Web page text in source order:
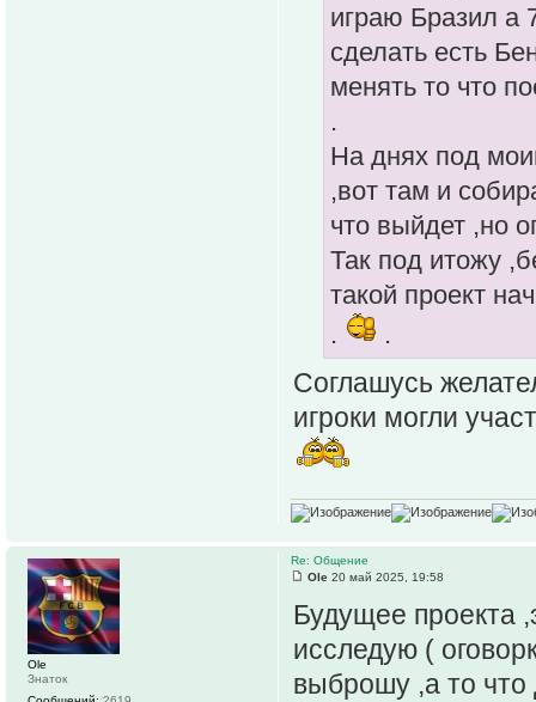
играю Бразил а
сделать есть
менять то что
.
На днях под
,вот там и
что выйдет ,но
Так под итожу
такой проект
.
.
Соглашусь
игроки могли
Re: Общение
Ole 20 май 2025, 19:58
Будущее проекта
исследую (
выброшу ,а то что
Ole
Знаток